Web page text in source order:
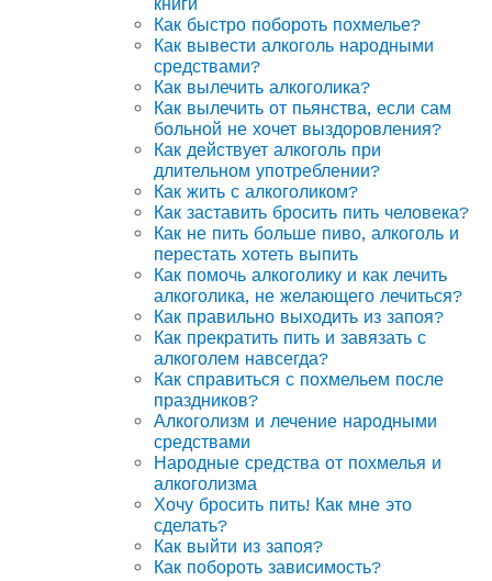
Как быстро побороть похмелье?
Как вывести алкоголь народными
средствами?
Как вылечить алкоголика?
Как вылечить от пьянства, если сам
больной не хочет выздоровления?
Как действует алкоголь при
длительном употреблении?
Как жить с алкоголиком?
Как заставить бросить пить человека?
Как не пить больше пиво, алкоголь и
перестать хотеть выпить
Как помочь алкоголику и как лечить
алкоголика, не желающего лечиться?
Как правильно выходить из запоя?
Как прекратить пить и завязать с
алкоголем навсегда?
Как справиться с похмельем после
праздников?
Алкоголизм и лечение народными
средствами
Народные средства от похмелья и
алкоголизма
Хочу бросить пить! Как мне это
сделать?
Как выйти из запоя?
Как побороть зависимость?